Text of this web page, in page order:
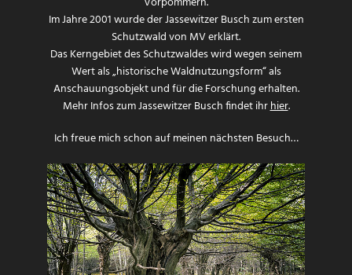
Im Jahre 2001 wurde der Jassewitzer Busch zum ersten
Schutzwald von MV erklärt.
Das Kerngebiet des Schutzwaldes wird wegen seinem
Wert als „historische Waldnutzungsform“ als
Anschauungsobjekt und für die Forschung erhalten.
Mehr Infos zum Jassewitzer Busch findet ihrhier.
Ich freue mich schon auf meinen nächsten Besuch…